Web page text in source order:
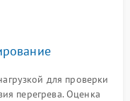
для проверки
перегрева. Оценка